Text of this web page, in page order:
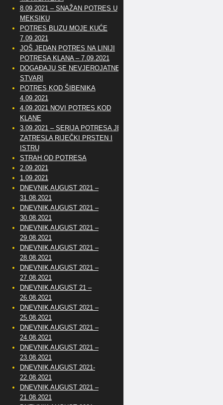
8.09.2021 – SNAŽAN POTRES U
MEKSIKU
POTRES BLIZU MOJE KUĆE
7.09.2021
JOŠ JEDAN POTRES NA LINIJI
POTRESA KLANA – 7.09.2021
DOGAĐAJU SE NEVJEROJATNE
STVARI
POTRES KOD ŠIBENIKA
4.09.2021
4.09.2021 NOVI POTRES KOD
KLANE
3.09.2021 – SERIJA POTRESA JE
ZATRESLA RIJEČKI PRSTEN I
ISTRU
STRAH OD POTRESA
2.09.2021
1.09.2021
DNEVNIK AUGUST 2021 –
31.08.2021
DNEVNIK AUGUST 2021 –
30.08.2021
DNEVNIK AUGUST 2021 –
29.08.2021
DNEVNIK AUGUST 2021 –
28.08.2021
DNEVNIK AUGUST 2021 –
27.08.2021
DNEVNIK AUGUST 21 –
26.08.2021
DNEVNIK AUGUST 2021 –
25.08.2021
DNEVNIK AUGUST 2021 –
24.08.2021
DNEVNIK AUGUST 2021 –
23.08.2021
DNEVNIK AUGUST 2021-
22.08.2021
DNEVNIK AUGUST 2021 –
21.08.2021